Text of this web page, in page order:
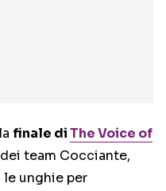
finale diThe Voice of
team Cocciante,
le unghie per